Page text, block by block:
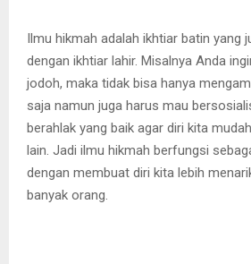
Ilmu hikmah adalah ikhtiar batin yang
dengan ikhtiar lahir. Misalnya Anda
jodoh, maka tidak bisa hanya
saja namun juga harus mau
berahlak yang baik agar diri kita
lain. Jadi ilmu hikmah berfungsi
dengan membuat diri kita lebih
banyak orang.